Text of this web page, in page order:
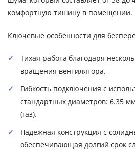
комфортную тишину в помещении.
Ключевые особенности для
Тихая работа благодаря
вращения вентилятора.
Гибкость подключения с
стандартных диаметров: 6.35
(газ).
Надежная конструкция с
обеспечивающая долгий срок